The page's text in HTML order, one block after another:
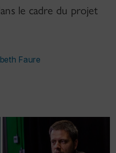
le cadre du projet
Faure